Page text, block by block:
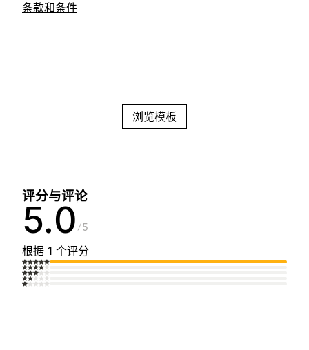
条款和条件
浏览模板
评分与评论
5.0 5
根据 1 个评分